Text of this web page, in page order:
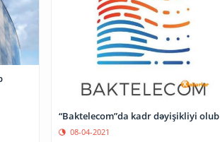
“Baktelecom”da kadr dəyişikliyi olub
08-04-2021